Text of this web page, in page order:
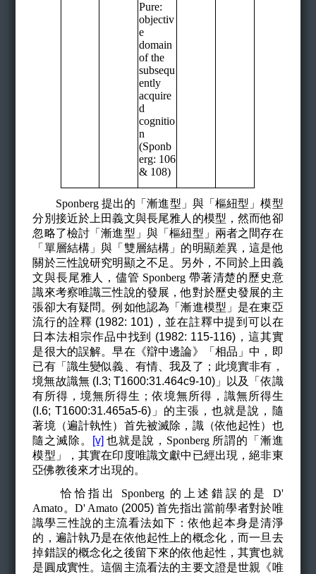
Pure:
objectiv
e
domain
of the
subsequ
ently
acquire
d
cognitio
n
(Sponb
erg: 106
& 108)
Sponberg 提出的「漸進型」與「樞紐型」模型
分別接近於上田義文與長尾雅人的模型，然而他卻
忽略了檢討「漸進型」與「樞紐型」兩者之間存在
「單層結構」與「雙層結構」的明顯差異，這是他
關於三性說研究明顯之不足。另外，不同於上田義
文與長尾雅人，儘管 Sponberg帶著清楚的歷史意
識來考察唯識三性說的發展，他對於歷史發展的主
張卻大有疑問。例如他認為「漸進模型」是在東亞
流行的詮釋 (1982: 101)，並在註釋中提到可以在
日本法相宗作品中找到 (1982: 115-116)，這其實
是很大的誤解。早在《辯中邊論》「相品」中，即
已有「識生變似義、有情、我及了；此境實非有，
境無故識無 (I.3; T1600:31.464c9-10)」以及「依識
有所得，境無所得生；依境無所得，識無所得生
(I.6; T1600:31.465a5-6)」的主張，也就是說，隨
著境（遍計執性）首先被滅除，識（依他起性）也
隨之滅除。
[v] 也就是說， Sponberg 所謂的「漸進
模型」，其實在印度唯識文獻中已經出現，絕非東
亞佛教後來才出現的。
恰恰指出 Sponberg 的上述錯誤的是 D'
Amato。D' Amato (2005) 首先指出當前學者對於唯
識學三性說的主流看法如下：依他起本身是清淨
的，遍計執乃是在依他起性上的概念化，而一旦去
掉錯誤的概念化之後留下來的依他起性，其實也就
是圓成實性。這個主流看法的主要文證是世親《唯